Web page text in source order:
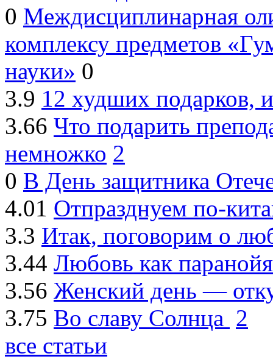
0 Междисциплинарная
комплексу предметов
науки» 0
3.9 12 худших подарков,
3.66 Что подарить
немножко 2
0 В День защитника
4.01 Отпразднуем по-
3.3 Итак, поговорим о
3.44 Любовь как
3.56 Женский день —
3.75 Во славу Солнца 2
все статьи